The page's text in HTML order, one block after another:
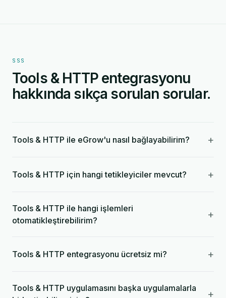
SSS
Tools & HTTP entegrasyonu
hakkında sıkça sorulan sorular.
Tools & HTTP ile eGrow'u nasıl bağlayabilirim? +
Tools & HTTP için hangi tetikleyiciler mevcut? +
Tools & HTTP ile hangi işlemleri
otomatikleştirebilirim?
+
Tools & HTTP entegrasyonu ücretsiz mi? +
Tools & HTTP uygulamasını başka uygulamalarla
+